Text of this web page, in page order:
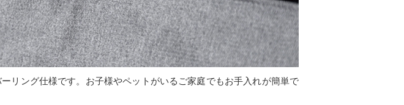
リング仕様です。お子様やペットがいるご家庭でもお手入れが簡単で